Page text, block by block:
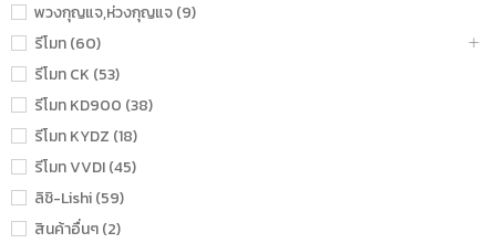
พวงกุญแจ,ห่วงกุญแจ (9)
รีโมท (60)
รีโมท CK (53)
รีโมท KD900 (38)
รีโมท KYDZ (18)
รีโมท VVDI (45)
ลิชิ-Lishi (59)
สินค้าอื่นๆ (2)